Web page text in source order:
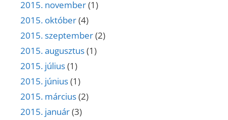
2015. november(1)
2015. október(4)
2015. szeptember(2)
2015. augusztus(1)
2015. július(1)
2015. június(1)
2015. március(2)
2015. január(3)